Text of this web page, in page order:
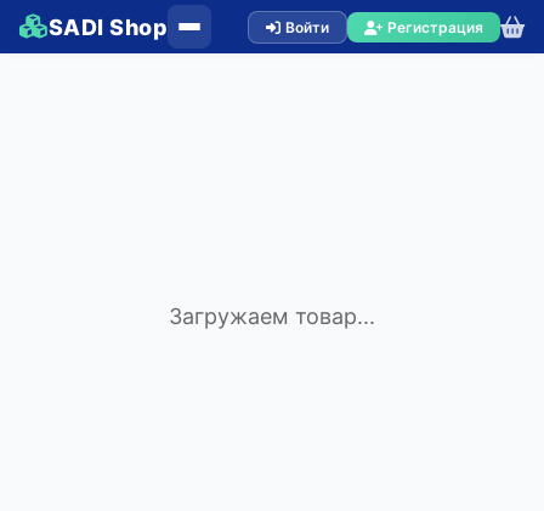
SADI Shop Войти Регистрация
Загружаем товар...